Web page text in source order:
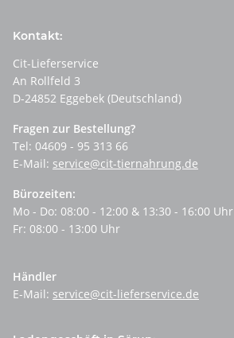
Kontakt:
Cit-Lieferservice
An Rollfeld 3
D-24852 Eggebek (Deutschland)
Fragen zur Bestellung?
Tel: 04609 - 95 313 66
E-Mail: service@cit-tiernahrung.de
Bürozeiten:
Mo - Do: 08:00 - 12:00 & 13:30 - 16:00 Uhr
Fr: 08:00 - 13:00 Uhr
Händler
E-Mail: service@cit-lieferservice.de